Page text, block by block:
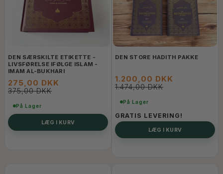
DEN SÆRSKILTE ETIKETTE -
LIVSFØRELSE IFØLGE ISLAM -
IMAM AL-BUKHARI
275,00 DKK
375,00 DKK
På Lager
LÆG I KURV
DEN STORE HADITH PAKKE
1.200,00 DKK
1.474,00 DKK
På Lager
GRATIS LEVERING!
LÆG I KURV